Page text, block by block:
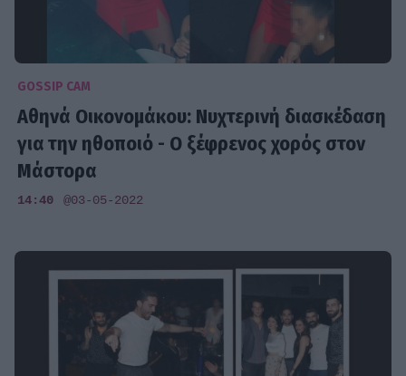
GOSSIP CAM
Αθηνά Οικονομάκου: Νυχτερινή διασκέδαση
για την ηθοποιό - Ο ξέφρενος χορός στον
Μάστορα
14:40 @03-05-2022